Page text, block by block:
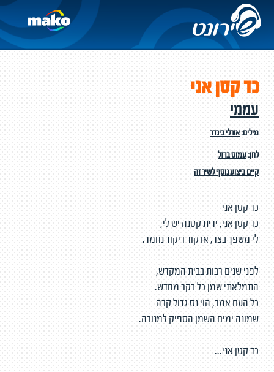
כד קטן אני
עממי
מילים:אורלי בינדר
לחן:עמוס ברזל
קיים ביצוע נוסף לשיר זה
כד קטן אני
כד קטן אני, ידית קטנה יש לי,
לי משפך בצד, ארקוד ריקוד נחמד.
לפני שנים רבות בבית המקדש,
התמלאתי שמן כל בקר מחדש.
כל העם אמר, הוי נס גדול קרה
שמונה ימים השמן הספיק למנורה.
כד קטן אני...